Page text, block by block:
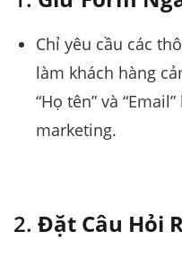
Chỉ yêu cầu các
làm khách hàng
“Họ tên” và
marketing.
2. Đặt Câu Hỏi